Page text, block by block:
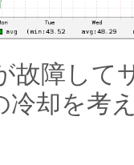
故障して
冷却を考